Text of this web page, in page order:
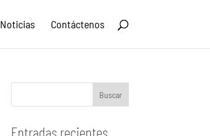
Noticias Contáctenos
Buscar
Entradas recientes